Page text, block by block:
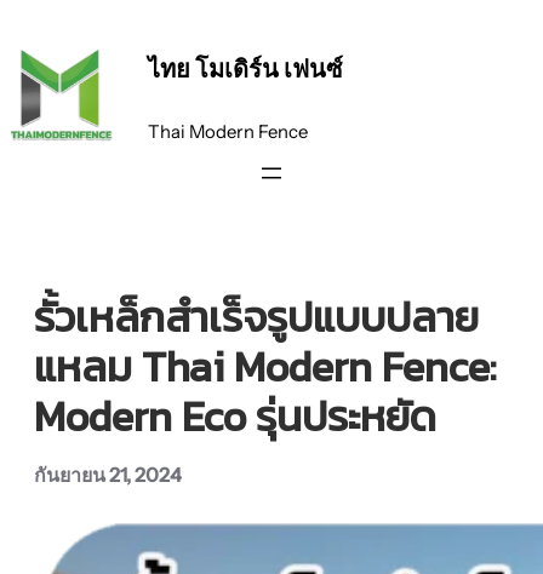
ไป
ยัง
เนื้อหา
ไทย โมเดิร์น เฟนซ์
Thai Modern Fence
รั้วเหล็กสำเร็จรูปแบบปลาย
แหลม Thai Modern Fence:
Modern Eco รุ่นประหยัด
กันยายน 21, 2024